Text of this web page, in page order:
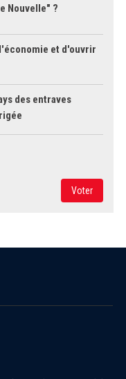
Nouvelle" ?
et d'ouvrir
des entraves
Voter